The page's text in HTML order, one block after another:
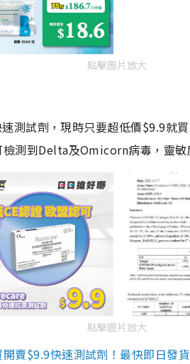
點擊圖片放大
測試劑，現時只要超低價$9.9就
測到Delta及Omicorn病毒，靈敏
點擊圖片放大
賣$9.9快速測試劑！最快即日發